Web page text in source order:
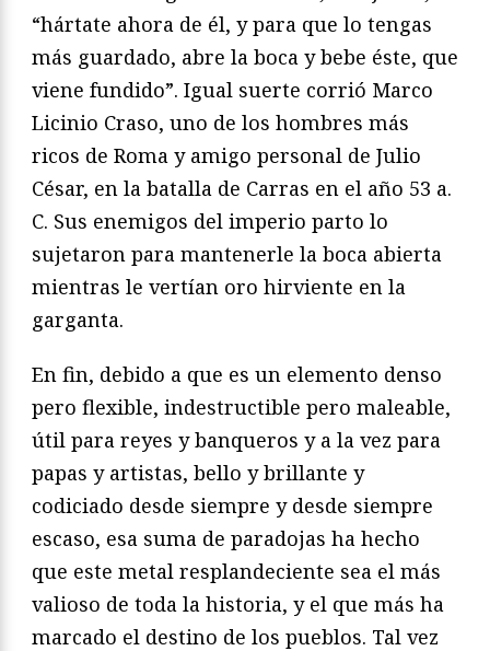
“hártate ahora de él, y para que lo tengas
más guardado, abre la boca y bebe éste, que
viene fundido”. Igual suerte corrió Marco
Licinio Craso, uno de los hombres más
ricos de Roma y amigo personal de Julio
César, en la batalla de Carras en el año 53 a.
C. Sus enemigos del imperio parto lo
sujetaron para mantenerle la boca abierta
mientras le vertían oro hirviente en la
garganta.
En fin, debido a que es un elemento denso
pero flexible, indestructible pero maleable,
útil para reyes y banqueros y a la vez para
papas y artistas, bello y brillante y
codiciado desde siempre y desde siempre
escaso, esa suma de paradojas ha hecho
que este metal resplandeciente sea el más
valioso de toda la historia, y el que más ha
marcado el destino de los pueblos. Tal vez